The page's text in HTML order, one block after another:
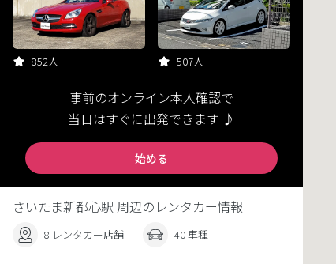
852人 507人
事前のオンライン本人確認で
当日はすぐに出発できます ♪
始める
さいたま新都心駅 周辺のレンタカー情報
8 レンタカー店舗 40 車種